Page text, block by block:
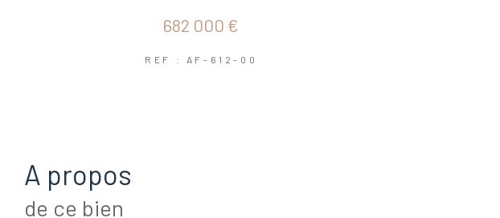
682 000 €
REF : AF-612-00
a propos
de ce bien